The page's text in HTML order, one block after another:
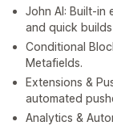
John AI: Built-in
and quick builds
Conditional
Metafields.
Extensions &
automated
Analytics &